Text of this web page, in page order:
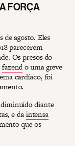
FORÇA
de agosto. Eles
parecerem
Os presos do
fazendo uma greve
cardíaco, foi
diante
e daintensa
que os